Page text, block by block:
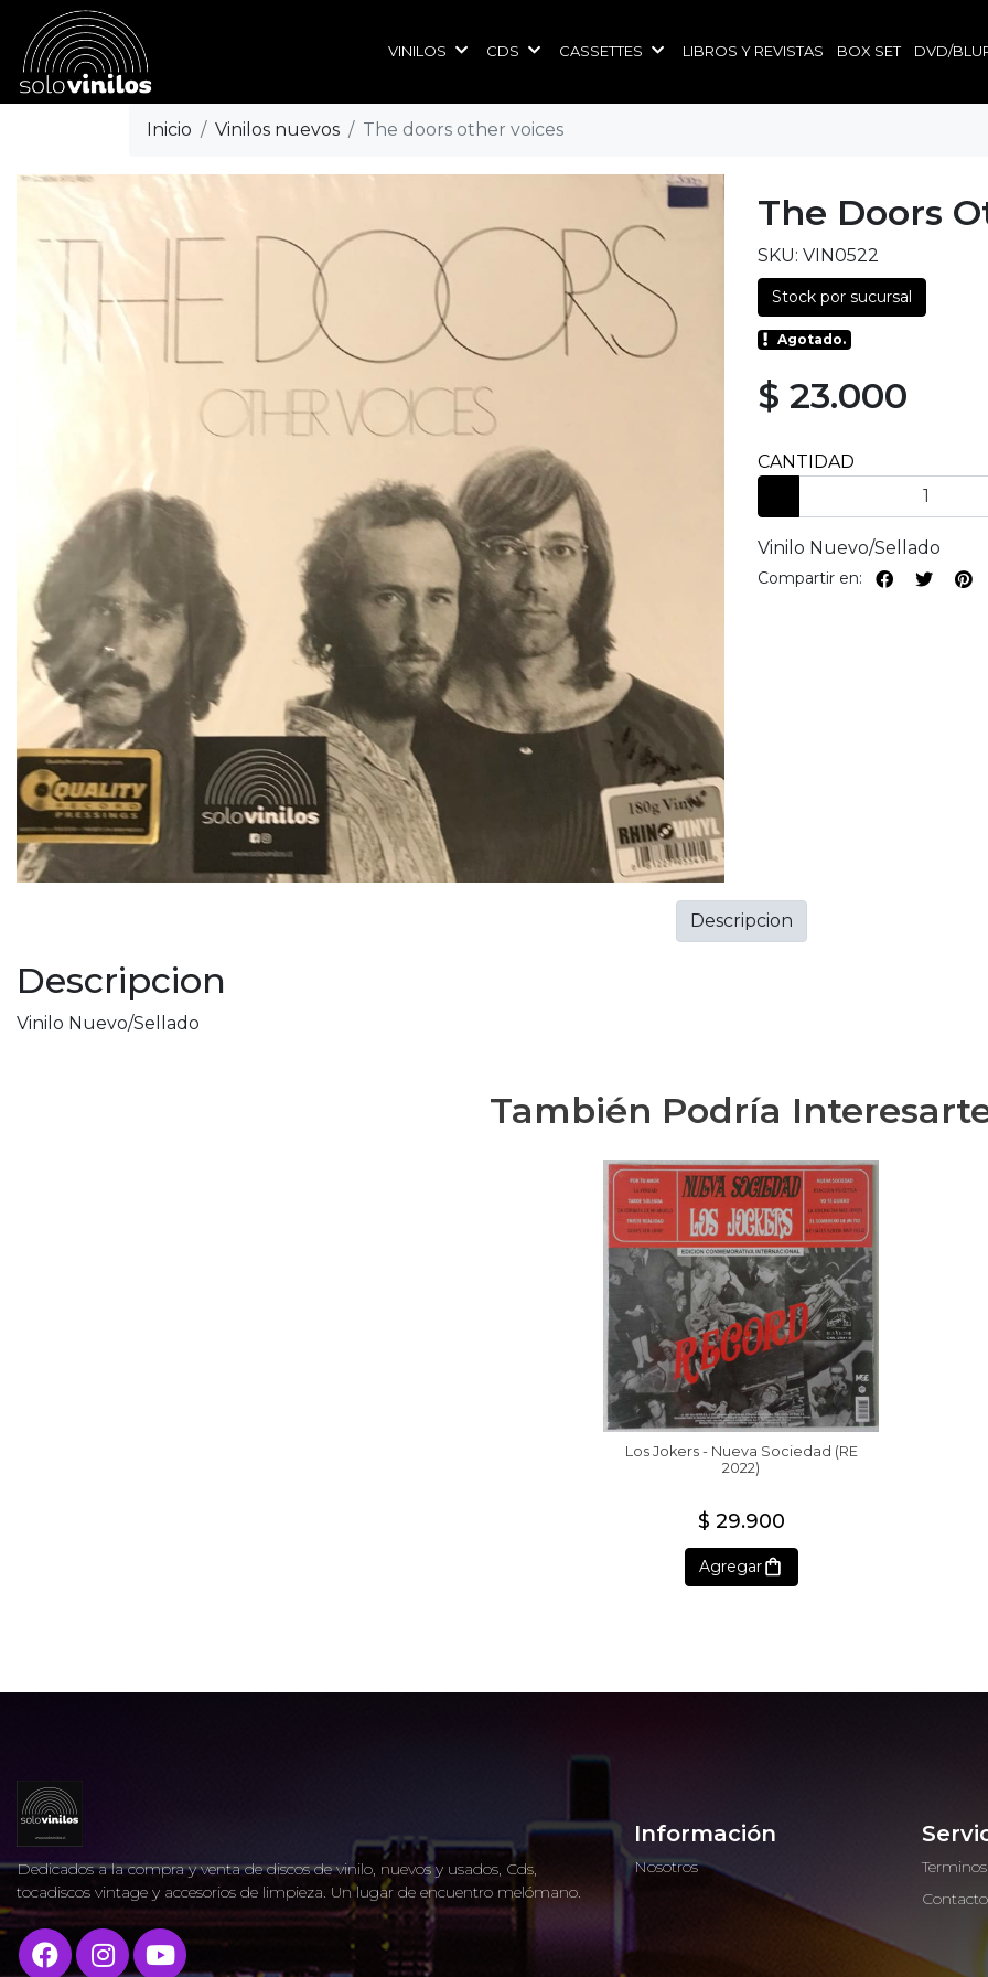
VINILOS CDS CASSETTES LIBROS Y REVISTAS BOX SET DVD/
Inicio Vinilos nuevos The doors other voices
The Doors
SKU: VIN0522
Stock por sucursal
Agotado.
$ 23.000
CANTIDAD
Vinilo Nuevo/Sellado
Compartir en:
Descripcion
Vinilo Nuevo/Sellado
Descripcion
También Podría
Los Jokers - Nueva Sociedad (RE
2022)
$ 29.900
Agregar
Dedicados a la compra y venta de discos de vinilo, nuevos y usados, Cds,
tocadiscos vintage y accesorios de limpieza. Un lugar de encuentro melómano.
Información
Nosotros
Contacto